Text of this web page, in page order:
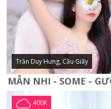
Trần Duy Hưng, Cầu Giấy
400K